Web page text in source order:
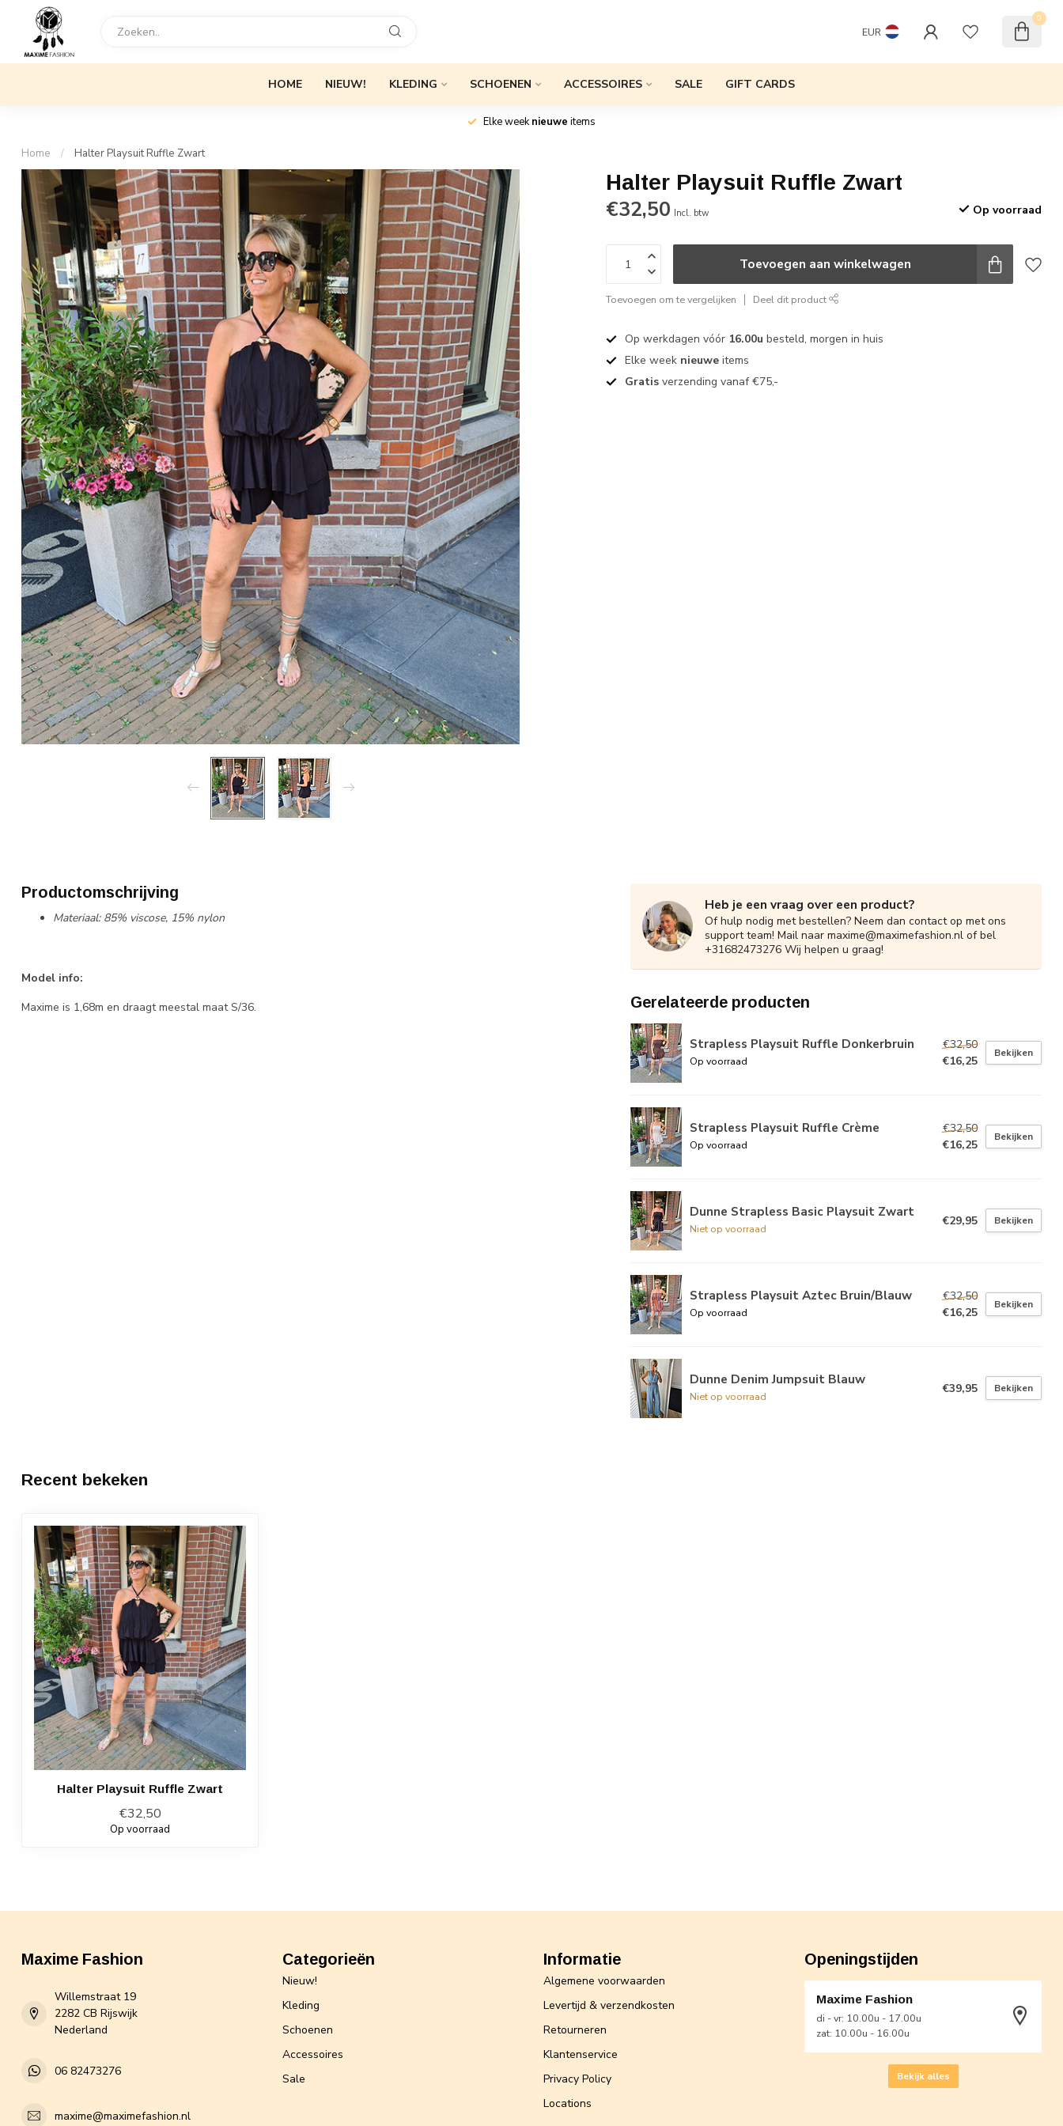
EUR
0
HOME NIEUW! KLEDING SCHOENEN ACCESSOIRES SALE GIFT CARDS
Elke weeknieuwe items
Home / Halter Playsuit Ruffle Zwart
Halter Playsuit Ruffle Zwart
€32,50 Incl. btw Op voorraad
Toevoegen aan winkelwagen
Toevoegen om te vergelijken Deel dit product
Op werkdagen vóór 16.00u besteld, morgen in huis
Elke week nieuwe items
Gratis verzending vanaf €75,-
Productomschrijving
Materiaal: 85% viscose, 15% nylon
Model info:
Maxime is 1,68m en draagt meestal maat S/36.
Heb je een vraag over een product?
Of hulp nodig met bestellen? Neem dan contact op met ons
support team! Mail naar maxime@maximefashion.nl of bel
+31682473276 Wij helpen u graag!
Gerelateerde producten
Strapless Playsuit Ruffle Donkerbruin
Op voorraad
€32,50
€16,25
Bekijken
Strapless Playsuit Ruffle Crème
Op voorraad
€32,50
€16,25
Bekijken
Dunne Strapless Basic Playsuit Zwart
Niet op voorraad
€29,95 Bekijken
Strapless Playsuit Aztec Bruin/Blauw
Op voorraad
€32,50
€16,25
Bekijken
Dunne Denim Jumpsuit Blauw
Niet op voorraad
€39,95 Bekijken
Recent bekeken
Halter Playsuit Ruffle Zwart
€32,50
Op voorraad
Maxime Fashion
Willemstraat 19
2282 CB Rijswijk
Nederland
06 82473276
maxime@maximefashion.nl
Categorieën
Nieuw!
Kleding
Schoenen
Accessoires
Sale
Informatie
Algemene voorwaarden
Levertijd & verzendkosten
Retourneren
Klantenservice
Privacy Policy
Locations
Openingstijden
Maxime Fashion
di - vr: 10.00u - 17.00u
zat: 10.00u - 16.00u
Bekijk alles